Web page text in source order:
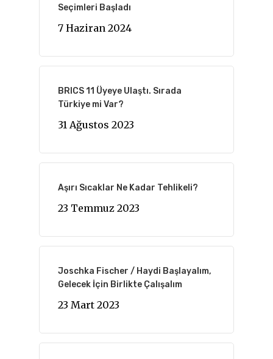
Seçimleri Başladı
7 Haziran 2024
BRICS 11 Üyeye Ulaştı. Sırada
Türkiye mi Var?
31 Ağustos 2023
Aşırı Sıcaklar Ne Kadar Tehlikeli?
23 Temmuz 2023
Joschka Fischer / Haydi Başlayalım,
Gelecek İçin Birlikte Çalışalım
23 Mart 2023